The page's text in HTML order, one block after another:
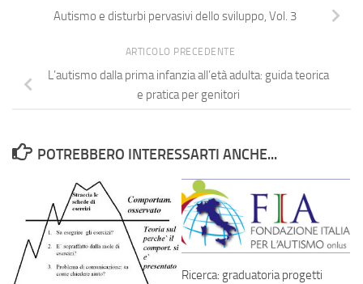
Autismo e disturbi pervasivi dello sviluppo, Vol. 3
ARTICOLO PRECEDENTE
L’autismo dalla prima infanzia all’età adulta: guida teorica
e pratica per genitori
POTREBBERO INTERESSARTI ANCHE...
Ricerca: graduatoria progetti